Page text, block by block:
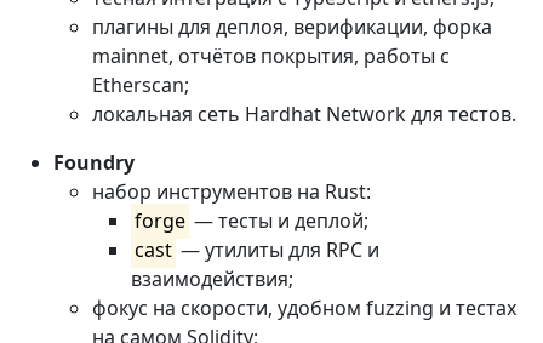
плагины для деплоя, верификации, форка
mainnet, отчётов покрытия, работы с
Etherscan;
локальная сеть Hardhat Network для тестов.
Foundry
набор инструментов на Rust:
forge — тесты и деплой;
cast — утилиты для RPC и
взаимодействия;
фокус на скорости, удобном fuzzing и тестах
на самом Solidity;